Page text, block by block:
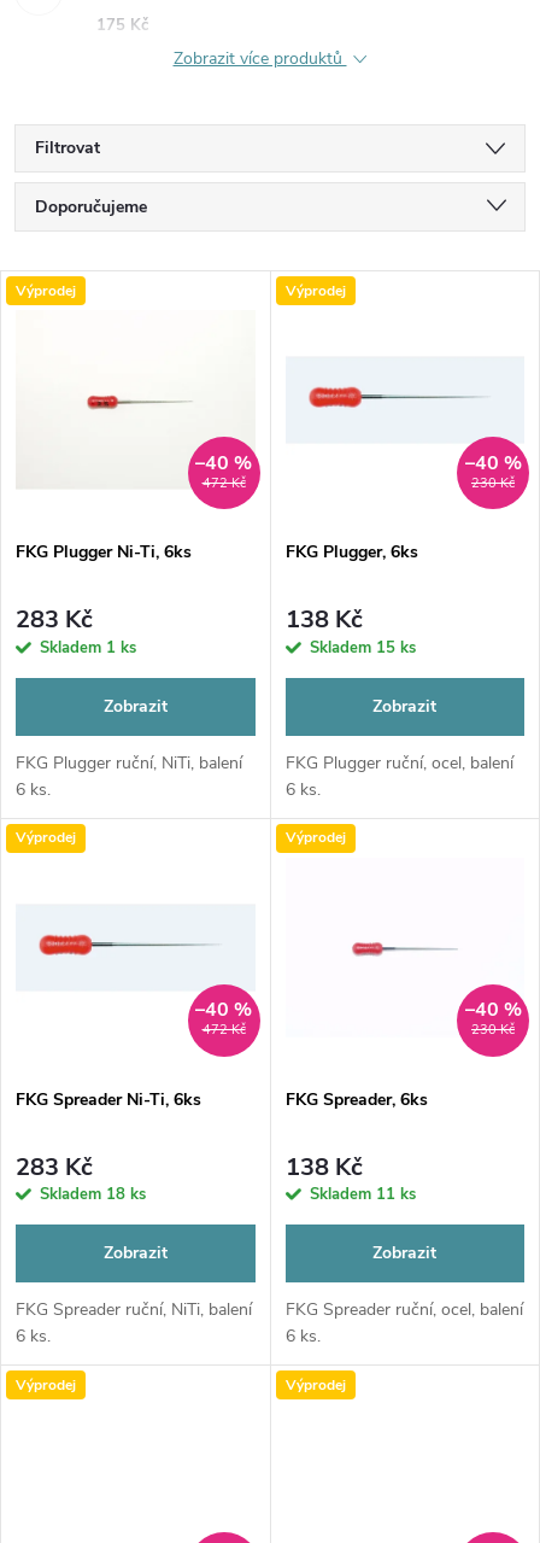
175 Kč
Zobrazit více produktů
Filtrovat
Ř
a
p
r
o
d
u
k
Doporučujeme
Nejdražší
Abecedně
V
i
s
p
r
o
d
u
Výprodej
472 Kč
–40 %
FKG Plugger Ni-Ti, 6ks
283 Kč
Skladem 1 ks
Zobrazit
FKG Plugger ruční, NiTi, balení
6 ks.
Výprodej
230 Kč
–40 %
FKG Plugger, 6ks
138 Kč
Skladem 15 ks
Zobrazit
FKG Plugger ruční, ocel, balení
6 ks.
Výprodej
472 Kč
–40 %
FKG Spreader Ni-Ti, 6ks
283 Kč
Skladem 18 ks
Zobrazit
FKG Spreader ruční, NiTi, balení
6 ks.
Výprodej
230 Kč
–40 %
FKG Spreader, 6ks
138 Kč
Skladem 11 ks
Zobrazit
FKG Spreader ruční, ocel, balení
6 ks.
Výprodej Výprodej